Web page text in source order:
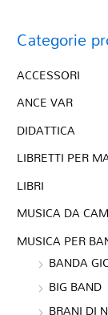
Categorie
ACCESSORI
ANCE VAR
DIDATTICA
LIBRETTI PER
LIBRI
MUSICA DA
MUSICA PER
BANDA
BIG BAND